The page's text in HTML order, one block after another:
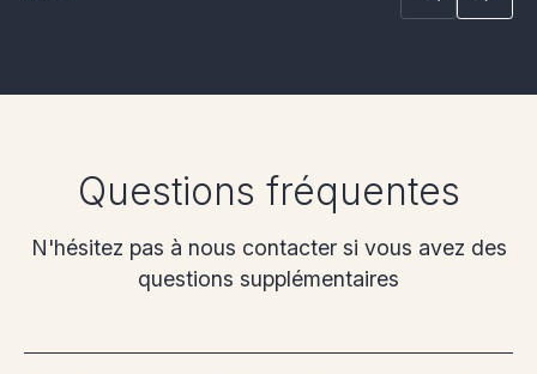
Questions fréquentes
N'hésitez pas à nous contacter si vous avez des
questions supplémentaires